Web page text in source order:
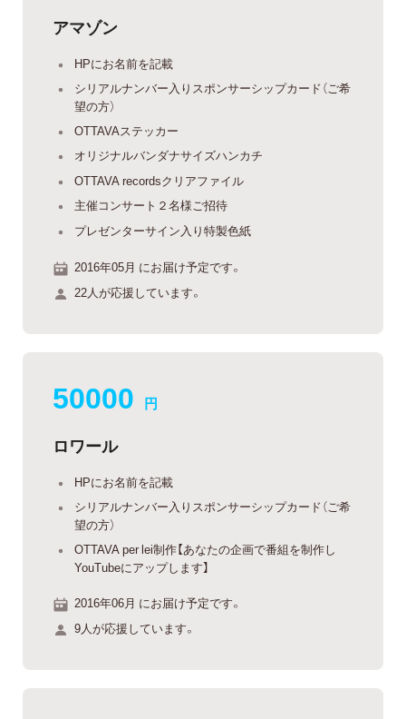
アマゾン
HPにお名前を記載
シリアルナンバー入りスポンサーシップカード（ご希
望の方）
OTTAVAステッカー
オリジナルバンダナサイズハンカチ
OTTAVA recordsクリアファイル
主催コンサート２名様ご招待
プレゼンターサイン入り特製色紙
2016年05月 にお届け予定です。
22人が応援しています。
50000 円
ロワール
HPにお名前を記載
シリアルナンバー入りスポンサーシップカード（ご希
望の方）
OTTAVA per lei制作【あなたの企画で番組を制作し
YouTubeにアップします】
2016年06月 にお届け予定です。
9人が応援しています。